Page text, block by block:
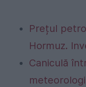
Prețul
Hormuz.
Caniculă
meteorologi